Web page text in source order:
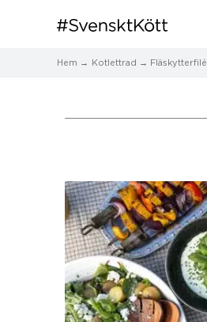
Hem Kotlettrad Fläskytterfilé